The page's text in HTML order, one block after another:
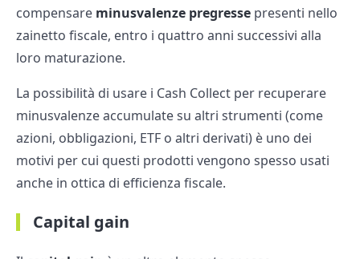
compensare minusvalenze pregresse presenti nello
zainetto fiscale, entro i quattro anni successivi alla
loro maturazione.
La possibilità di usare i Cash Collect per recuperare
minusvalenze accumulate su altri strumenti (come
azioni, obbligazioni, ETF o altri derivati) è uno dei
motivi per cui questi prodotti vengono spesso usati
anche in ottica di efficienza fiscale.
Capital gain